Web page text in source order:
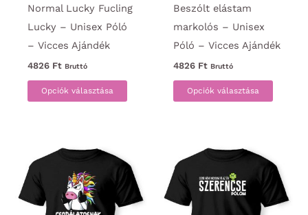
Normal Lucky Fucling
Lucky – Unisex Póló
– Vicces Ajándék
4826 Ft Bruttó
Opciók választása
Ennek
a
variációja
van.
A
Beszólt elástam
markolós – Unisex
Póló – Vicces Ajándék
4826 Ft Bruttó
Opciók választása
Ennek
a
van.
A